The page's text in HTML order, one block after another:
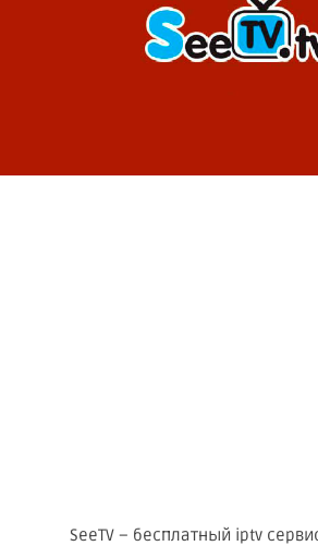
SeeTV – бесплатный iptv